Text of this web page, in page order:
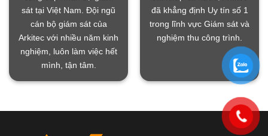
sát tại Việt Nam. Đội ngũ
cán bộ giám sát của
Arkitec với nhiều năm kinh
nghiệm, luôn làm việc hết
mình, tận tâm.
đã khẳng định Uy tín số 1
trong lĩnh vực Giám sát và
nghiệm thu công trình.